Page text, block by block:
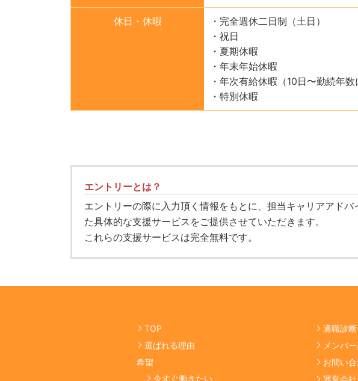
休日・休暇
・完全週休二日制（土日）
・祝日
・夏期休暇
・年末年始休暇
・年次有給休暇（10日〜勤続年数
・特別休暇
エントリーとは？
エントリーの際に入力頂く情報をもとに、担当キャリアアド
た具体的な支援サービスをご提供させていただきます。
これらの支援サービスは完全無料です。
TOP
選ばれる理由
希望
今すぐ働きたい
適職診断
メンバ
お問い
運営会社